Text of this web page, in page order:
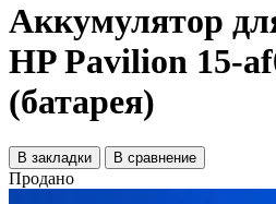
Аккумулятор
HP Pavilion 15-
(батарея)
В закладки В сравнение
Продано